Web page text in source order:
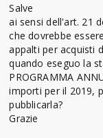
Salve
ai sensi dell'art. 21
che dovrebbe
appalti per acquisti
quando eseguo la
PROGRAMMA
importi per il 2019,
pubblicarla?
Grazie